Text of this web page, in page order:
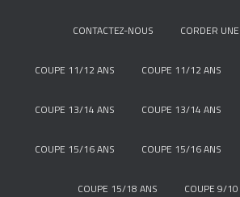
CONTACTEZ-NOUS CORDER
COUPE 11/12 ANS COUPE 11/12 ANS
COUPE 13/14 ANS COUPE 13/14 ANS
COUPE 15/16 ANS COUPE 15/16 ANS
COUPE 15/18 ANS COUPE 9/